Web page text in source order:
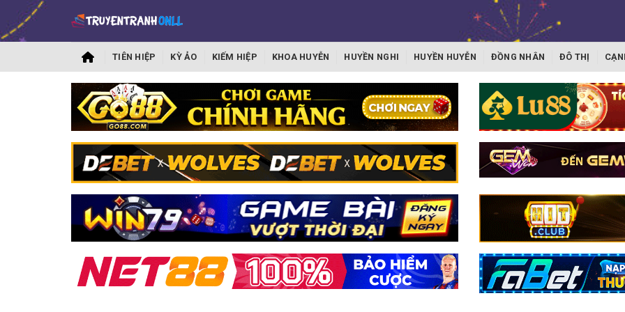
TIÊN HIỆP KỲ ẢO KIẾM HIỆP KHOA HUYỄN HUYỀN NGHI HUYỀN HUYỄN ĐỒNG NHÂN ĐÔ THỊ